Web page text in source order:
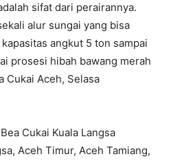
sifat dari perairannya.
alur sungai yang bisa
angkut 5 ton sampai
prosesi hibah bawang merah
Cukai Aceh, Selasa
Cukai Kuala Langsa
Aceh Timur, Aceh Tamiang,